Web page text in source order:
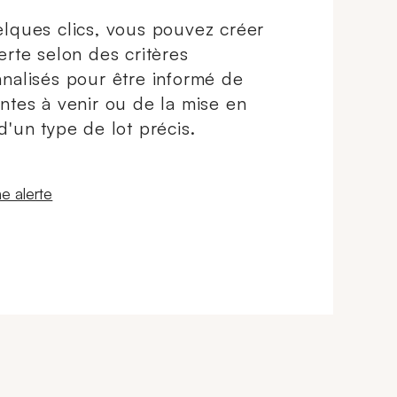
clics, vous pouvez créer
selon des critères
pour être informé de
à venir ou de la mise en
type de lot précis.
fenêtre
alerte